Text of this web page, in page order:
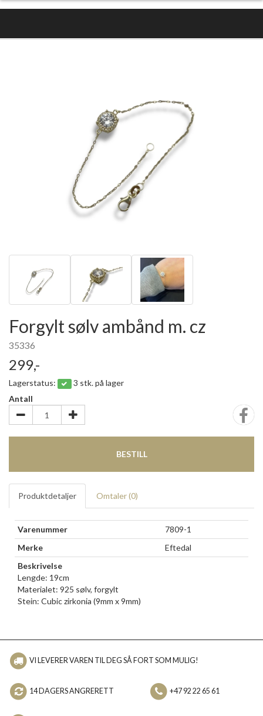
Forgylt sølv ambånd m. cz
35336
299,-
Lagerstatus:
3 stk. på lager
Antall
BESTILL
Produktdetaljer Omtaler (0)
Varenummer
7809-1
Merke
Eftedal
Beskrivelse
Lengde: 19cm
Materialet: 925 sølv, forgylt
Stein: Cubic zirkonia (9mm x 9mm)
VI LEVERER VAREN TIL DEG SÅ FORT SOM MULIG!
14 DAGERS ANGRERETT +47 92 22 65 61